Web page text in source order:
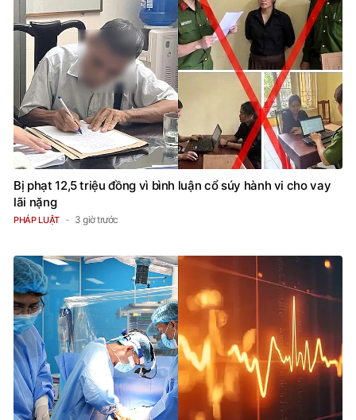
Bị phạt 12,5 triệu đồng vì bình luận cổ súy hành vi cho vay
lãi nặng
PHÁP LUẬT 3 giờ trước